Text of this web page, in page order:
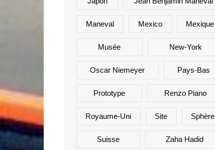
Maneval Mexico Mexique
Musée New-York
Oscar Niemeyer Pays-Bas
Prototype Renzo Piano
Royaume-Uni Site Sphère
Suisse Zaha Hadid